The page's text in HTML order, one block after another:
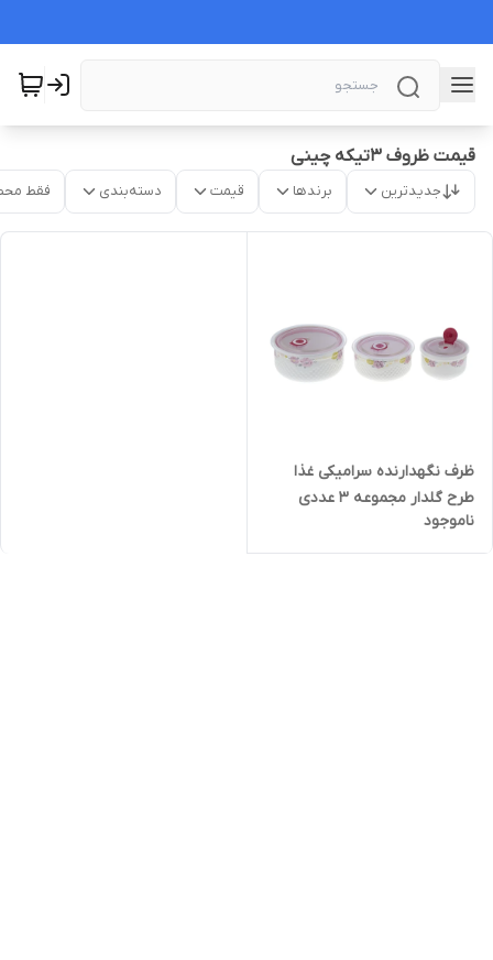
قیمت ظروف ۳تیکه چینی
جدیدترین برندها قیمت دسته‌بندی فقط
ظرف نگهدارنده سرامیکی غذا
طرح گلدار مجموعه 3 عددی
ناموجود